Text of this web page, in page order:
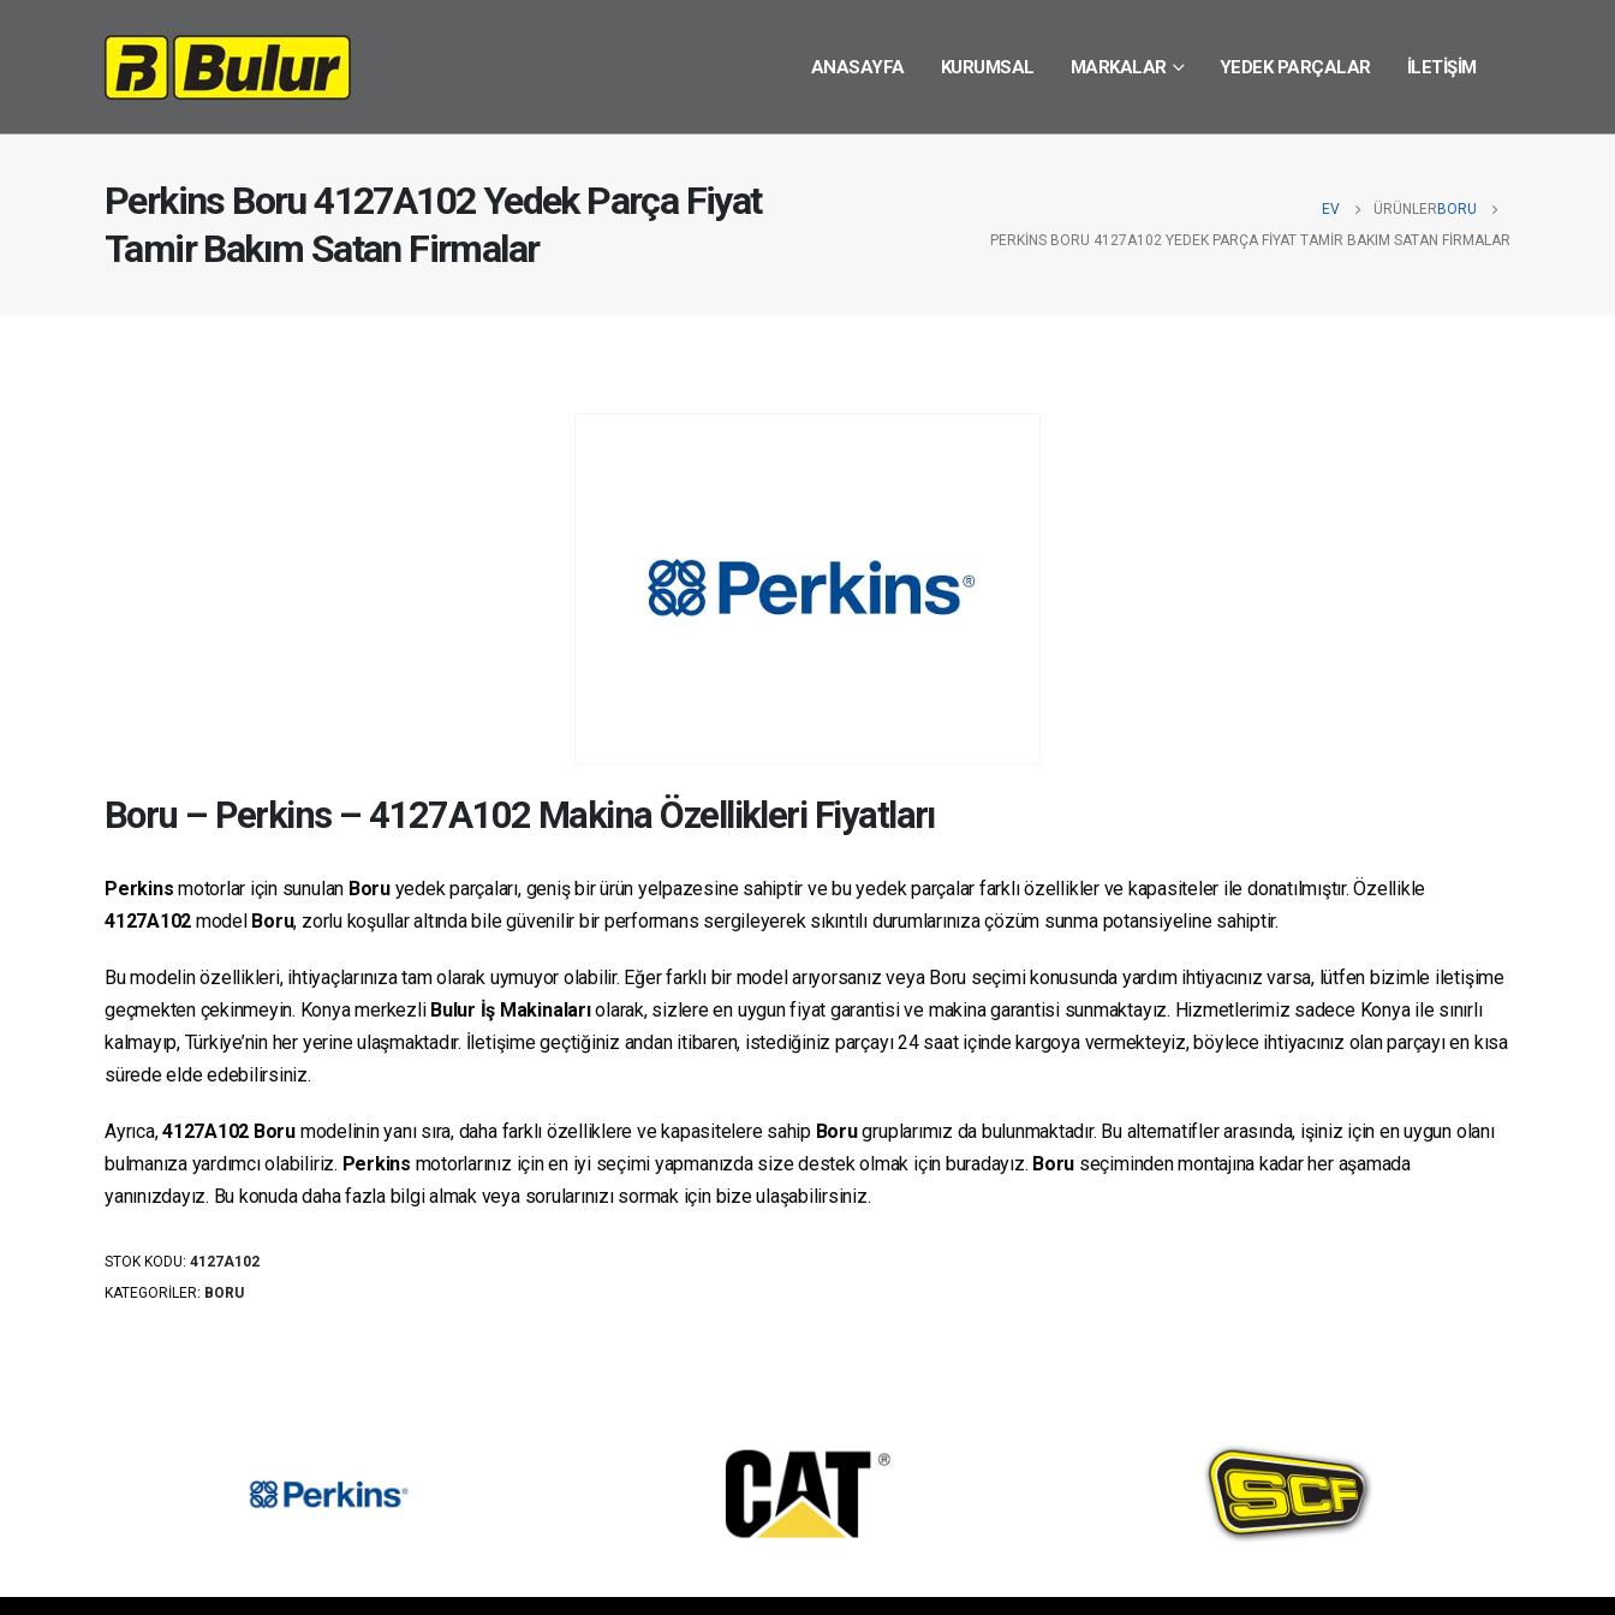
ANASAYFA KURUMSAL MARKALAR YEDEK PARÇALAR İLETIŞIM
Perkins Boru 4127A102 Yedek Parça Fiyat
Tamir Bakım Satan Firmalar
EV ÜRÜNLER BORU
PERKINS BORU 4127A102 YEDEK PARÇA FIYAT TAMIR BAKIM SATAN FIRMALAR
Boru – Perkins–4127A102 Makina Özellikleri Fiyatları
Perkins motorlar için sunulan Boruyedek parçaları, geniş bir ürün yelpazesine sahiptir ve bu yedek parçalar farklı özellikler ve kapasiteler ile donatılmıştır. Özellikle
4127A102 model Boru, zorlu koşullar altında bile güvenilir bir performans sergileyerek sıkıntılı durumlarınıza çözüm sunma potansiyeline sahiptir.
Bu modelin özellikleri, ihtiyaçlarınıza tam olarak uymuyor olabilir. Eğer farklı bir model arıyorsanız veya Boru seçimi konusunda yardım ihtiyacınız varsa, lütfen bizimle iletişime
geçmekten çekinmeyin. Konya merkezli Bulur İş Makinalarıolarak, sizlere en uygun fiyat garantisi ve makina garantisi sunmaktayız. Hizmetlerimiz sadece Konya ile sınırlı
kalmayıp, Türkiye’nin her yerine ulaşmaktadır. İletişime geçtiğiniz andan itibaren, istediğiniz parçayı 24 saat içinde kargoya vermekteyiz, böylece ihtiyacınız olan parçayı en kısa
sürede elde edebilirsiniz.
Ayrıca,4127A102 Boru modelinin yanı sıra, daha farklı özelliklere ve kapasitelere sahip Borugruplarımız da bulunmaktadır. Bu alternatifler arasında, işiniz için en uygun olanı
bulmanıza yardımcı olabiliriz. Perkins motorlarınız için en iyi seçimi yapmanızda size destek olmak için buradayız. Boru seçiminden montajına kadar her aşamada
yanınızdayız. Bu konuda daha fazla bilgi almak veya sorularınızı sormak için bize ulaşabilirsiniz.
STOK KODU: 4127A102
KATEGORILER: BORU